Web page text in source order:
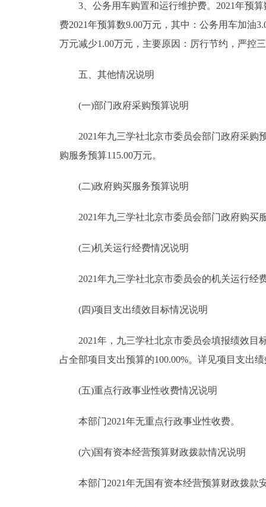
3、公务用车购置和运行维护费。2021年预算
费2021年预算数9.00万元，其中：公务用车加油
万元减少1.00万元，主要原因：厉行节约，严控
五、其他情况说明
(一)部门政府采购预算说明
2021年九三学社北京市委员会部门政府采购预
购服务预算115.00万元。
(二)政府购买服务预算说明
2021年九三学社北京市委员会部门政府购买
(三)机关运行经费情况说明
2021年九三学社北京市委员会的机关运行经
(四)项目支出绩效目标情况说明
2021年，九三学社北京市委员会填报绩效目标
占全部项目支出预算的100.00%。详见项目支出
(五)重点行政事业性收费情况说明
本部门2021年无重点行政事业性收费。
(六)国有资本经营预算财政拨款情况说明
本部门2021年无国有资本经营预算财政拨款